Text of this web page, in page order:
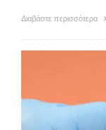
Διαβάστε περισσότερα